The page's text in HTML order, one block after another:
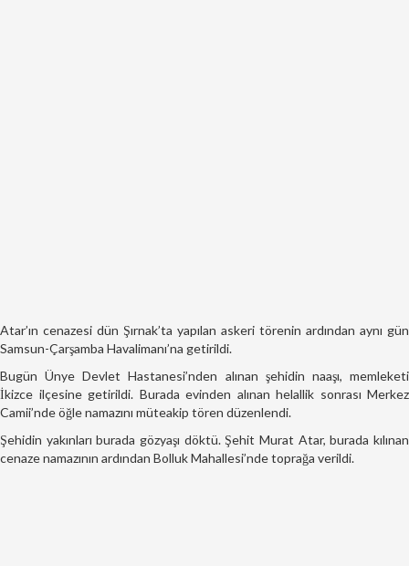
Atar’ın cenazesi dün Şırnak’ta yapılan askeri törenin ardından aynı gün
Samsun-Çarşamba Havalimanı’na getirildi.
Bugün Ünye Devlet Hastanesi’nden alınan şehidin naaşı, memleketi
İkizce ilçesine getirildi. Burada evinden alınan helallik sonrası Merkez
Camii’nde öğle namazını müteakip tören düzenlendi.
Şehidin yakınları burada gözyaşı döktü. Şehit Murat Atar, burada kılınan
cenaze namazının ardından Bolluk Mahallesi’nde toprağa verildi.